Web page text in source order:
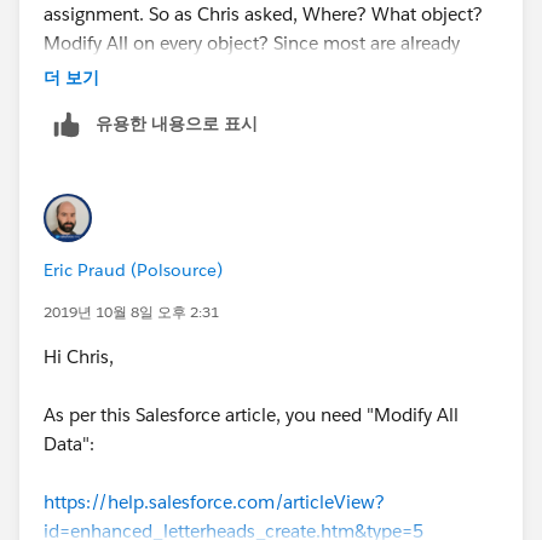
assignment. So as Chris asked, Where? What object?
Modify All on every object? Since most are already
Modify All for SysAdmin why can't I create one? So
더 보기
유용한 내용으로 표시
Eric Praud (Polsource)
2019년 10월 8일 오후 2:31
Hi Chris,
As per this Salesforce article, you need "Modify All
Data":
https://help.salesforce.com/articleView?
id=enhanced_letterheads_create.htm&type=5